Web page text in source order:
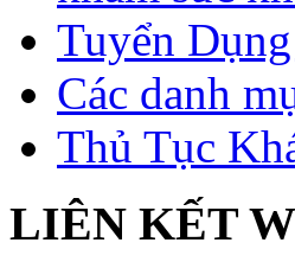
Tuyển
Các danh
Thủ Tục
LIÊN KẾT